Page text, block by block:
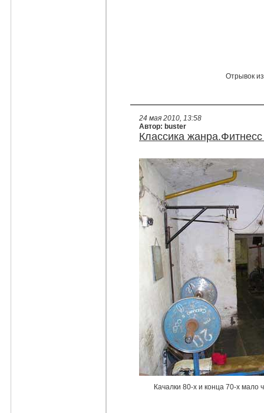
Отрывок
24 мая 2010, 13:58
Автор: buster
Классика
Качалки 80-х и конца 70-х мало